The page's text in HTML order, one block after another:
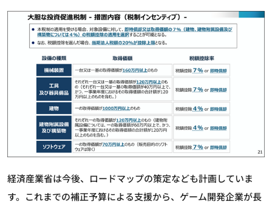
経済産業省は今後、ロードマップの策定なども計画していま
す。これまでの補正予算による支援から、ゲーム開発企業が長